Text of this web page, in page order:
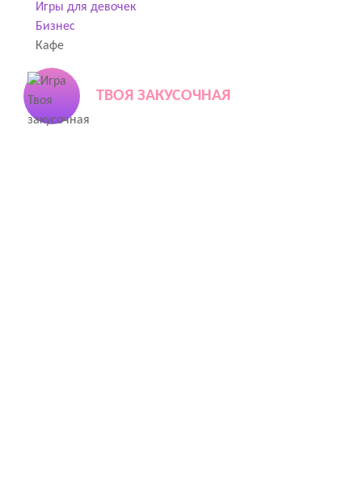
Игры для девочек
Бизнес
Кафе
ТВОЯ ЗАКУСОЧНАЯ